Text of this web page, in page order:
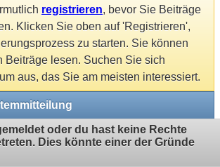
registrieren, bevor Sie Beiträge
Klicken Sie oben auf 'Registrieren',
zu starten. Sie können
Beiträge lesen. Suchen Sie sich
aus, das Sie am meisten interessiert.
oder du hast keine Rechte
Dies könnte einer der Gründe